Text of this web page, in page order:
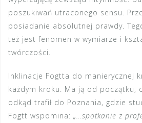
poszukiwań utraconego sensu.
posiadanie absolutnej prawdy.
też jest fenomen w wymiarze i
twórczości.
Inklinacje Fogtta do manierycznej
każdym kroku. Ma ją od początku,
odkąd trafił do Poznania, gdzie
Fogtt wspomina: „…spotkanie z